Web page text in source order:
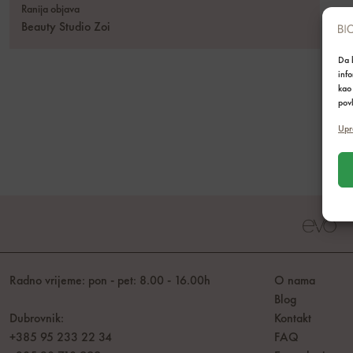
Da
Ranija objava
Beauty Studio Zoi
Radno vrijeme: pon - pet: 8.00 - 16.00h
Dubrovnik:
+385 95 233 22 34
O nama
Blog
Kontakt
FAQ